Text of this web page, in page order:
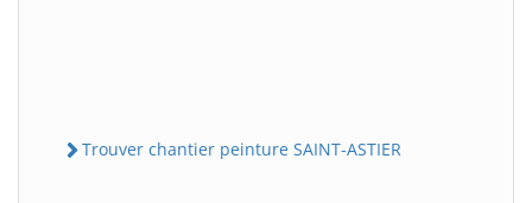
Trouver chantier peinture SAINT-ASTIER